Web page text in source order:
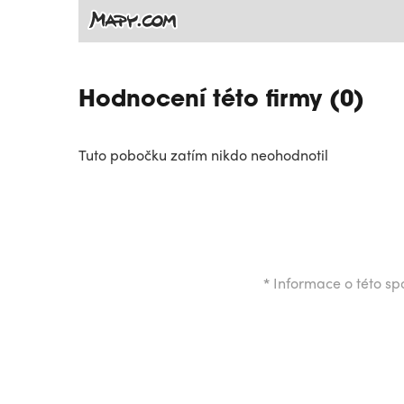
Hodnocení této firmy (0)
Tuto pobočku zatím nikdo neohodnotil
* Informace o této